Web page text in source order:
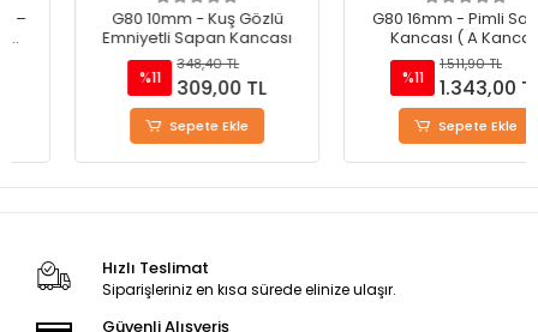
G80 10mm - Kuş Gözlü
Emniyetli Sapan Kancası
348,40 TL
309,00 TL
Sepete Ekle
G80 16mm - Pimli Sapan
Kancası ( A Kanca )
1.511,90 TL
1.343,00 TL
Sepete Ekle
Hızlı Teslimat
Siparişleriniz en kısa sürede elinize ulaşır.
Güvenli Alışveriş